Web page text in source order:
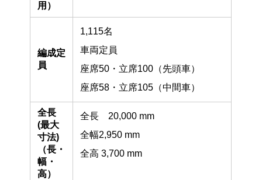
用）
編成定
員
1,115名
車両定員
座席50・立席100（先頭車）
座席58・立席105（中間車）
全長
(最大
寸法)
（長・
幅・
高）
全長 20,000 mm
全幅2,950 mm
全高 3,700 mm